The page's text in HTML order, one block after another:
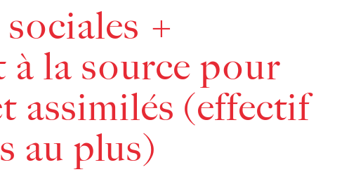
+
à la source pour
assimilés (effectif
au plus)